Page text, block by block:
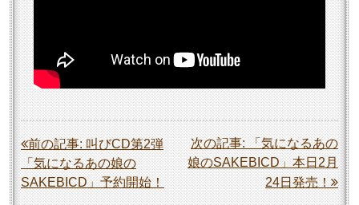
投
稿
ナ
前の記事: 叫びCD第2弾
「気になるあの娘の
SAKEBICD」予約開始！
次の記事: 「気になるあの
娘のSAKEBICD」本日2月
24日発売！